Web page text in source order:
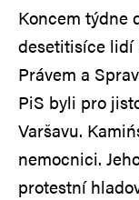
Koncem týdne
desetitisíce lidí
Právem a
PiS byli pro
Varšavu.
nemocnici.
protestní